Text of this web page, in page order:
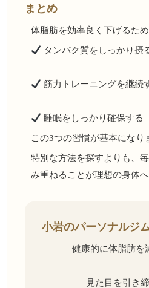
まとめ
体脂肪を効率良く下げるため
タンパク質をしっかり摂
筋力トレーニングを継続
睡眠をしっかり確保する
この3つの習慣が基本になり
特別な方法を探すよりも、
み重ねることが理想の身体へ
小岩のパーソナルジ
健康的に体脂肪を
見た目を引き